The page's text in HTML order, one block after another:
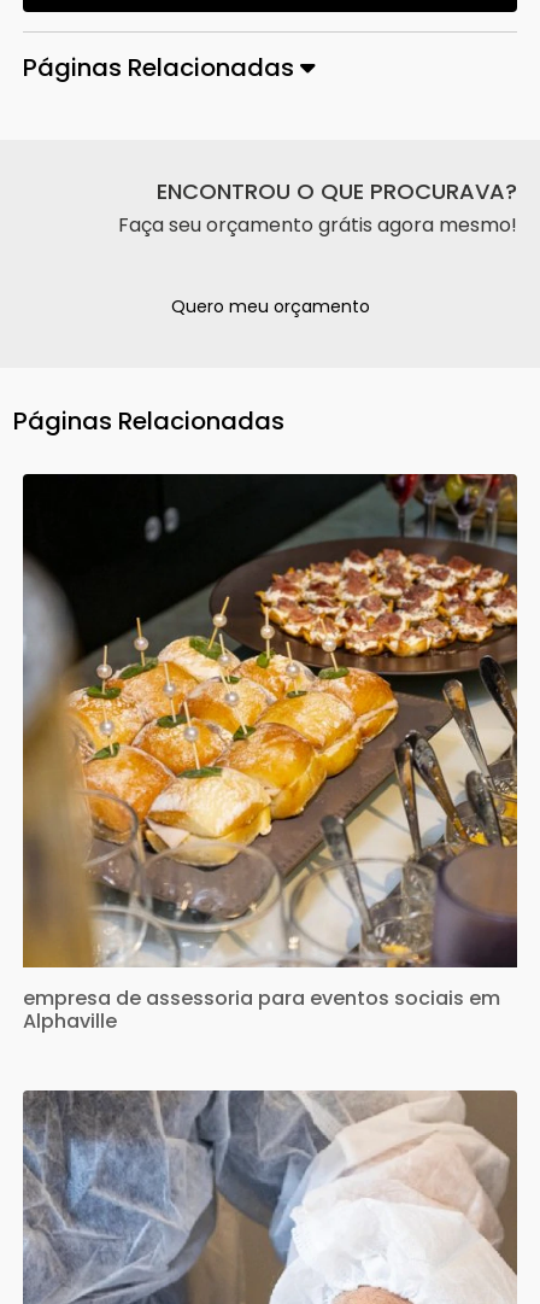
Páginas Relacionadas
ENCONTROU O QUE PROCURAVA?
Faça seu orçamento grátis agora mesmo!
Quero meu orçamento
Páginas Relacionadas
empresa de assessoria para eventos sociais em
Alphaville